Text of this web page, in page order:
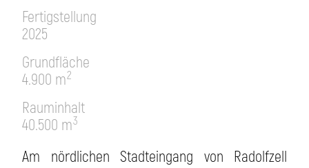
Fertigstellung
2025
Grundfläche
4.900 m2
Rauminhalt
40.500 m3
Am nördlichen Stadteingang von Radolfzell